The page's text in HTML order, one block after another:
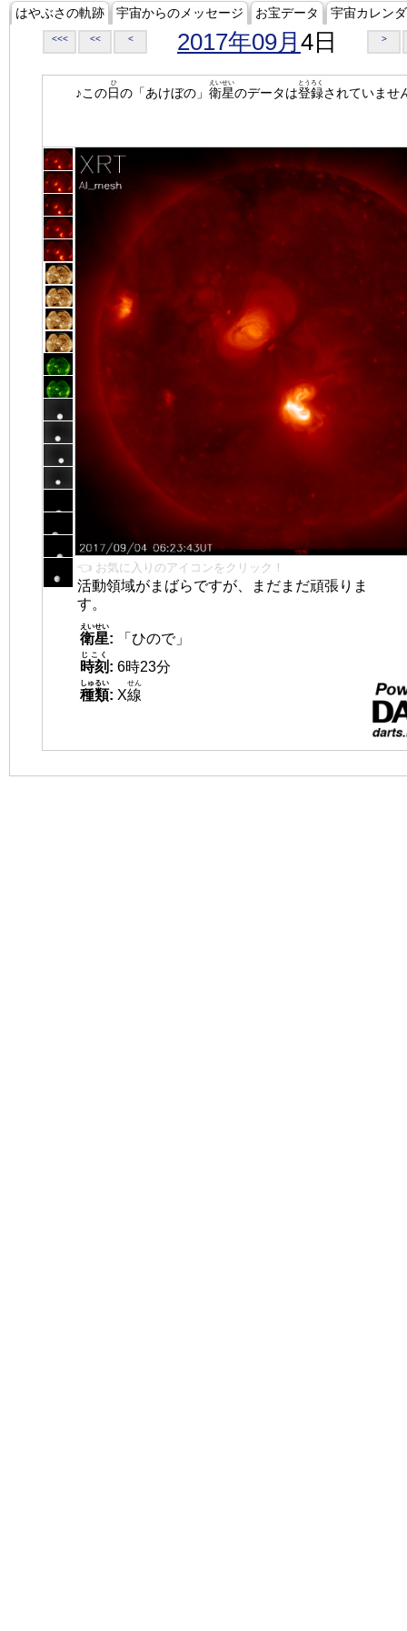
はやぶさの軌跡 宇宙からのメッセージ お宝データ 宇宙カレン
<<< << < 2017年09月 4日 >
♪この日
ひ
の「あけぼの」 衛星
えいせい
のデータは登録
とうろく
されていませ
👈 お気に入りのアイコンをクリック！
活動領域がまばらですが、まだまだ頑張りま
す。
衛星
えいせい
:
「ひので」
時刻
じこく
: 6時23分
種類
しゅるい
: X線
せん